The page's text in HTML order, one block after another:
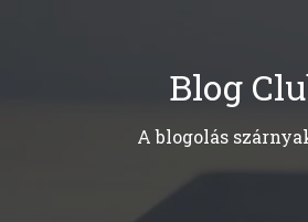
Blog
A blogolás